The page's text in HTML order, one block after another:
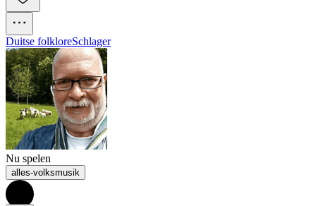
Duitse folkloreSchlager
Nu spelen
alles-volksmusik